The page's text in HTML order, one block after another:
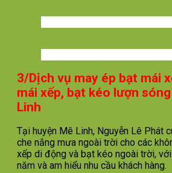
3/Dịch vụ may ép bạt mái
mái xếp, bạt kéo lượn
Linh
Tại huyện Mê Linh, Nguyễn Lê Phát
che nắng mưa ngoài trời cho các
xếp di động và bạt kéo ngoài trời,
năm và am hiểu nhu cầu khách hàng.